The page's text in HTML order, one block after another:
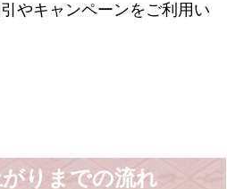
やキャンペーンをご利用い
りまでの流れ